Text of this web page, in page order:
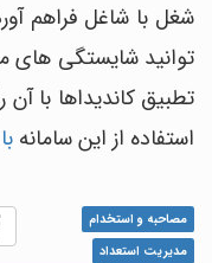
شغل با شاغل فراهم
توانید شایستگی های
تطبیق کاندیداها با آن
استفاده از این سامانه
مصاحبه و استخدام
مدیریت استعداد